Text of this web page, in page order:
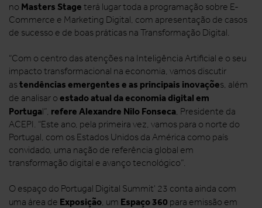
no Masters Stage terá lugar toda a programação sobre E-
Commerce e Marketing Digital, com apresentação de casos
de sucesso e de boas práticas na Transformação Digital.
“Com o centro das atenções na Inteligência Artificial e o seu
impacto transformacional na economia, vamos discutir
astendências emergentes e as principais inovações, além
de analisar o estado atual da economia digital em
Portugal”, refere Alexandre Nilo Fonseca, Presidente da
ACEPI. “Este ano, pela primeira vez, vamos para o norte do
Portugal, com os Estados Unidos da América como país
convidado, uma nação de referência global em
transformação digital e avanço tecnológico”.
O espaço do Portugal Digital Summit' 23 conta ainda com
uma área de Exposição, um Espaço 360 para emissão em